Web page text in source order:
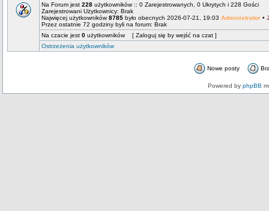
Na Forum jest 228 użytkowników :: 0 Zarejestrowanych, 0 Ukrytych i 228 Gości
Zarejestrowani Użytkownicy: Brak
Najwięcej użytkowników8785 było obecnych 2026-07-21, 19:03 Administrator •
Przez ostatnie 72 godziny byli na forum: Brak
Na czacie jest 0 użytkowników [ Zaloguj się by wejść na czat ]
Ostrzeżenia użytkowników
Nowe posty
Powered by phpBB